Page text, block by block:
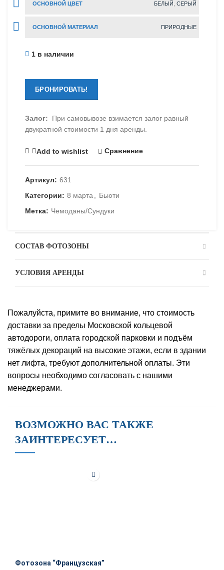
ОСНОВНОЙ ЦВЕТ БЕЛЫЙ СЕРЫЙ
ОСНОВНОЙ МАТЕРИАЛ ПРИРОДНЫЕ
1 в наличии
БРОНИРОВАТЬ!
Залог: При самовывозе взимается залог равный
двукратной стоимости 1 дня аренды.
Add to wishlist Сравнение
Артикул: 631
Категории: 8 марта
Бьюти
Метка: Чемоданы/Сундуки
СОСТАВ ФОТОЗОНЫ
УСЛОВИЯ АРЕНДЫ
Пожалуйста, примите во внимание, что стоимость
доставки за пределы Московской кольцевой
автодороги, оплата городской парковки и подъём
тяжёлых декораций на высокие этажи, если в здании
нет лифта, требуют дополнительной оплаты. Эти
вопросы необходимо согласовать с нашими
менеджерами.
ВОЗМОЖНО ВАС ТАКЖЕ
ЗАИНТЕРЕСУЕТ…
Фотозона “Французская”